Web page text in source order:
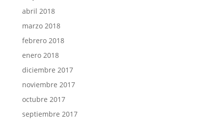
abril 2018
marzo 2018
febrero 2018
enero 2018
diciembre 2017
noviembre 2017
octubre 2017
septiembre 2017